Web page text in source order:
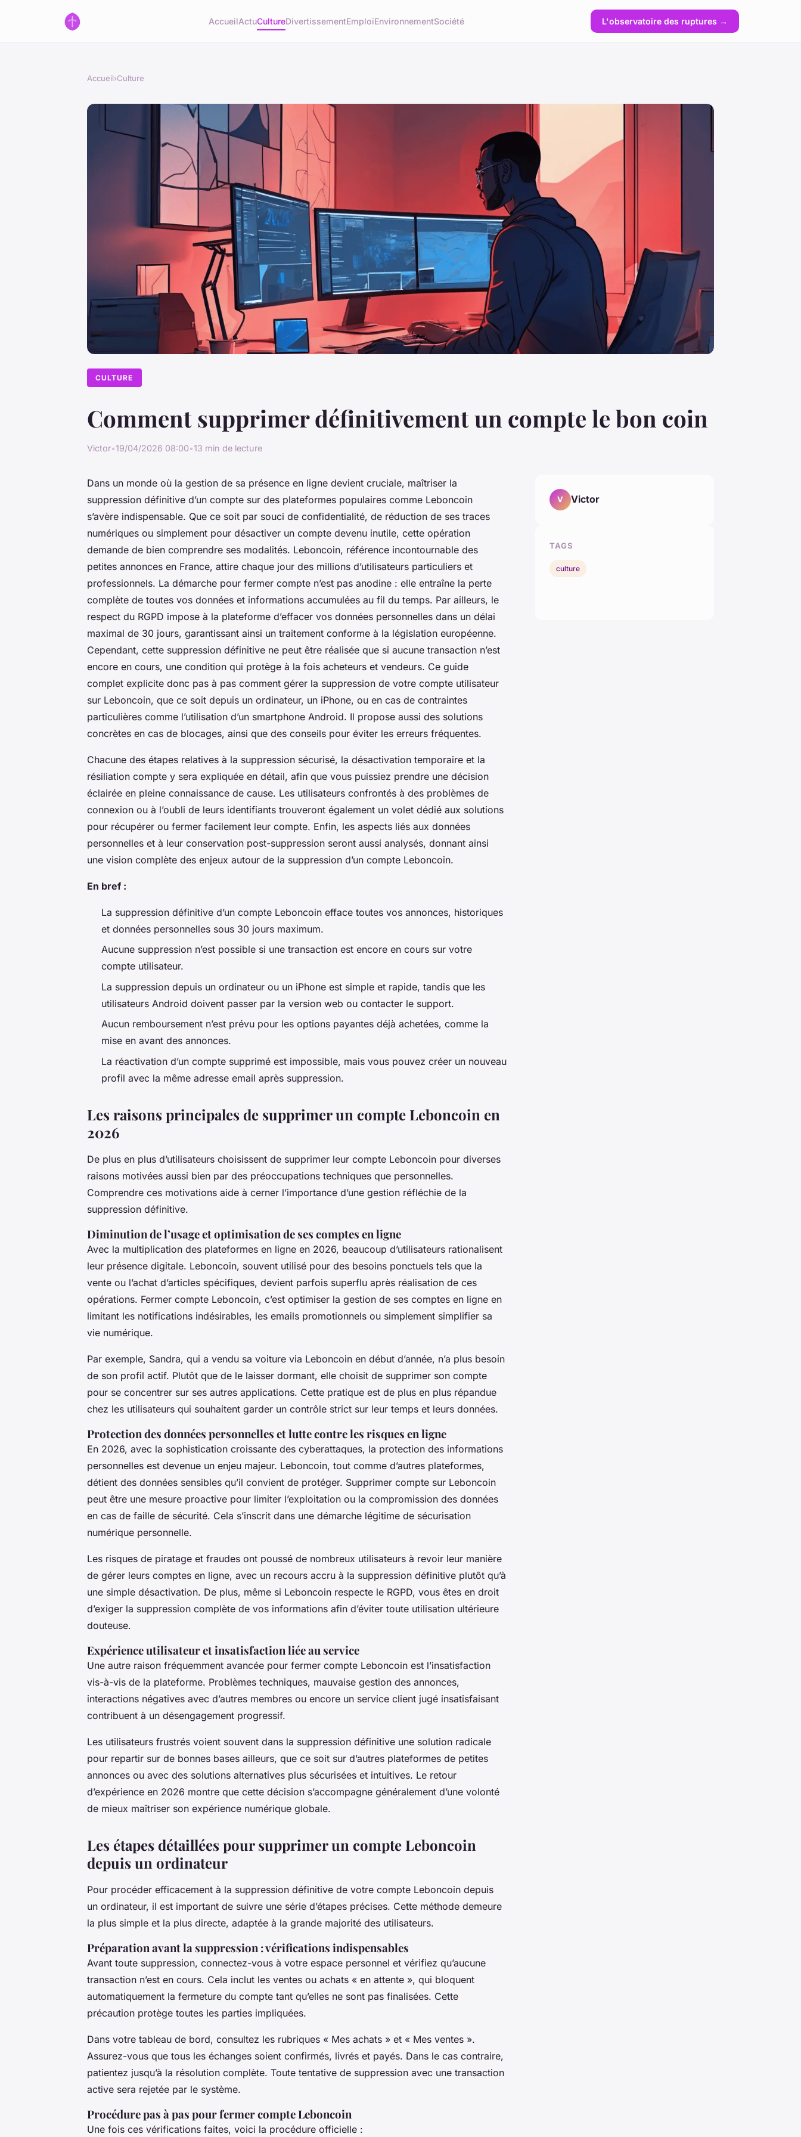
AccueilActuCultureDivertissementEmploiEnvironnementSociété L'observatoire des ruptures →
Accueil›Culture
CULTURE
Comment supprimer définitivement un compte le bon coin
Victor•19/04/2026 08:00•13 min de lecture
Dans un monde où la gestion de sa présence en ligne devient cruciale, maîtriser la
suppression définitive d’un compte sur des plateformes populaires comme Leboncoin
s’avère indispensable. Que ce soit par souci de confidentialité, de réduction de ses traces
numériques ou simplement pour désactiver un compte devenu inutile, cette opération
demande de bien comprendre ses modalités. Leboncoin, référence incontournable des
petites annonces en France, attire chaque jour des millions d’utilisateurs particuliers et
professionnels. La démarche pour fermer compte n’est pas anodine : elle entraîne la perte
complète de toutes vos données et informations accumulées au fil du temps. Par ailleurs, le
respect du RGPD impose à la plateforme d’effacer vos données personnelles dans un délai
maximal de 30 jours, garantissant ainsi un traitement conforme à la législation européenne.
Cependant, cette suppression définitive ne peut être réalisée que si aucune transaction n’est
encore en cours, une condition qui protège à la fois acheteurs et vendeurs. Ce guide
complet explicite donc pas à pas comment gérer la suppression de votre compte utilisateur
sur Leboncoin, que ce soit depuis un ordinateur, un iPhone, ou en cas de contraintes
particulières comme l’utilisation d’un smartphone Android. Il propose aussi des solutions
concrètes en cas de blocages, ainsi que des conseils pour éviter les erreurs fréquentes.
Chacune des étapes relatives à la suppression sécurisé, la désactivation temporaire et la
résiliation compte y sera expliquée en détail, afin que vous puissiez prendre une décision
éclairée en pleine connaissance de cause. Les utilisateurs confrontés à des problèmes de
connexion ou à l’oubli de leurs identifiants trouveront également un volet dédié aux solutions
pour récupérer ou fermer facilement leur compte. Enfin, les aspects liés aux données
personnelles et à leur conservation post-suppression seront aussi analysés, donnant ainsi
une vision complète des enjeux autour de la suppression d’un compte Leboncoin.
En bref :
La suppression définitive d’un compte Leboncoin efface toutes vos annonces, historiques
et données personnelles sous 30 jours maximum.
Aucune suppression n’est possible si une transaction est encore en cours sur votre
compte utilisateur.
La suppression depuis un ordinateur ou un iPhone est simple et rapide, tandis que les
utilisateurs Android doivent passer par la version web ou contacter le support.
Aucun remboursement n’est prévu pour les options payantes déjà achetées, comme la
mise en avant des annonces.
La réactivation d’un compte supprimé est impossible, mais vous pouvez créer un nouveau
profil avec la même adresse email après suppression.
Les raisons principales de supprimer un compte Leboncoin en
2026
De plus en plus d’utilisateurs choisissent de supprimer leur compte Leboncoin pour diverses
raisons motivées aussi bien par des préoccupations techniques que personnelles.
Comprendre ces motivations aide à cerner l’importance d’une gestion réfléchie de la
suppression définitive.
Diminution de l’usage et optimisation de ses comptes en ligne
Avec la multiplication des plateformes en ligne en 2026, beaucoup d’utilisateurs rationalisent
leur présence digitale. Leboncoin, souvent utilisé pour des besoins ponctuels tels que la
vente ou l’achat d’articles spécifiques, devient parfois superflu après réalisation de ces
opérations. Fermer compte Leboncoin, c’est optimiser la gestion de ses comptes en ligne en
limitant les notifications indésirables, les emails promotionnels ou simplement simplifier sa
vie numérique.
Par exemple, Sandra, qui a vendu sa voiture via Leboncoin en début d’année, n’a plus besoin
de son profil actif. Plutôt que de le laisser dormant, elle choisit de supprimer son compte
pour se concentrer sur ses autres applications. Cette pratique est de plus en plus répandue
chez les utilisateurs qui souhaitent garder un contrôle strict sur leur temps et leurs données.
Protection des données personnelles et lutte contre les risques en ligne
En 2026, avec la sophistication croissante des cyberattaques, la protection des informations
personnelles est devenue un enjeu majeur. Leboncoin, tout comme d’autres plateformes,
détient des données sensibles qu’il convient de protéger. Supprimer compte sur Leboncoin
peut être une mesure proactive pour limiter l’exploitation ou la compromission des données
en cas de faille de sécurité. Cela s’inscrit dans une démarche légitime de sécurisation
numérique personnelle.
Les risques de piratage et fraudes ont poussé de nombreux utilisateurs à revoir leur manière
de gérer leurs comptes en ligne, avec un recours accru à la suppression définitive plutôt qu’à
une simple désactivation. De plus, même si Leboncoin respecte le RGPD, vous êtes en droit
d’exiger la suppression complète de vos informations afin d’éviter toute utilisation ultérieure
douteuse.
Expérience utilisateur et insatisfaction liée au service
Une autre raison fréquemment avancée pour fermer compte Leboncoin est l’insatisfaction
vis-à-vis de la plateforme. Problèmes techniques, mauvaise gestion des annonces,
interactions négatives avec d’autres membres ou encore un service client jugé insatisfaisant
contribuent à un désengagement progressif.
Les utilisateurs frustrés voient souvent dans la suppression définitive une solution radicale
pour repartir sur de bonnes bases ailleurs, que ce soit sur d’autres plateformes de petites
annonces ou avec des solutions alternatives plus sécurisées et intuitives. Le retour
d’expérience en 2026 montre que cette décision s’accompagne généralement d’une volonté
de mieux maîtriser son expérience numérique globale.
Les étapes détaillées pour supprimer un compte Leboncoin
depuis un ordinateur
Pour procéder efficacement à la suppression définitive de votre compte Leboncoin depuis
un ordinateur, il est important de suivre une série d’étapes précises. Cette méthode demeure
la plus simple et la plus directe, adaptée à la grande majorité des utilisateurs.
Préparation avant la suppression : vérifications indispensables
Avant toute suppression, connectez-vous à votre espace personnel et vérifiez qu’aucune
transaction n’est en cours. Cela inclut les ventes ou achats « en attente », qui bloquent
automatiquement la fermeture du compte tant qu’elles ne sont pas finalisées. Cette
précaution protège toutes les parties impliquées.
Dans votre tableau de bord, consultez les rubriques « Mes achats » et « Mes ventes ».
Assurez-vous que tous les échanges soient confirmés, livrés et payés. Dans le cas contraire,
patientez jusqu’à la résolution complète. Toute tentative de suppression avec une transaction
active sera rejetée par le système.
Procédure pas à pas pour fermer compte Leboncoin
Une fois ces vérifications faites, voici la procédure officielle :
V Victor
TAGS
culture